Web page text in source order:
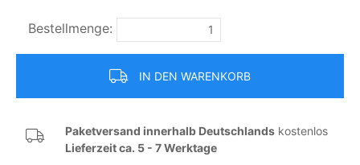
Bestellmenge:
IN DEN WARENKORB
Paketversand innerhalb Deutschlands kostenlos
Lieferzeit ca. 5 - 7 Werktage